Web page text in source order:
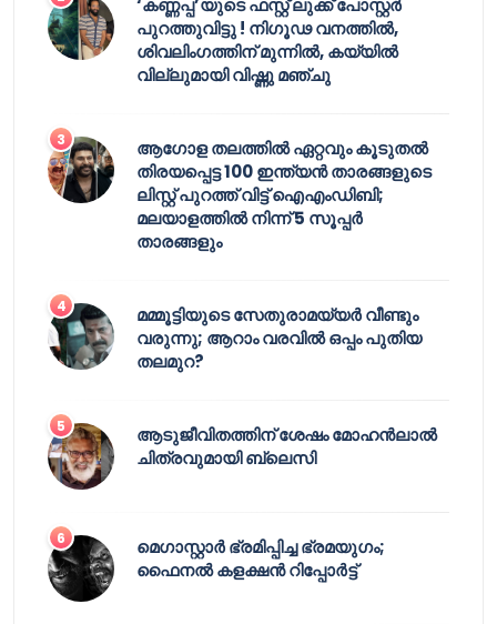
‘കണ്ണപ്പ’യുടെ ഫസ്റ്റ് ലുക്ക് പോസ്റ്റർ
പുറത്തുവിട്ടു ! നിഗൂഢ വനത്തിൽ,
ശിവലിംഗത്തിന് മുന്നിൽ, കയ്യിൽ
വില്ലുമായി വിഷ്ണു മഞ്ചു
ആഗോള തലത്തിൽ ഏറ്റവും കൂടുതൽ
തിരയപ്പെട്ട 100 ഇന്ത്യൻ താരങ്ങളുടെ
ലിസ്റ്റ് പുറത്ത് വിട്ട് ഐഎംഡിബി;
മലയാളത്തിൽ നിന്ന് 5 സൂപ്പർ
താരങ്ങളും
മമ്മൂട്ടിയുടെ സേതുരാമയ്യർ വീണ്ടും
വരുന്നു; ആറാം വരവിൽ ഒപ്പം പുതിയ
തലമുറ?
ആടുജീവിതത്തിന് ശേഷം മോഹൻലാൽ
ചിത്രവുമായി ബ്ലെസി
മെഗാസ്റ്റാർ ഭ്രമിപ്പിച്ച ഭ്രമയുഗം;
ഫൈനൽ കളക്ഷൻ റിപ്പോർട്ട്